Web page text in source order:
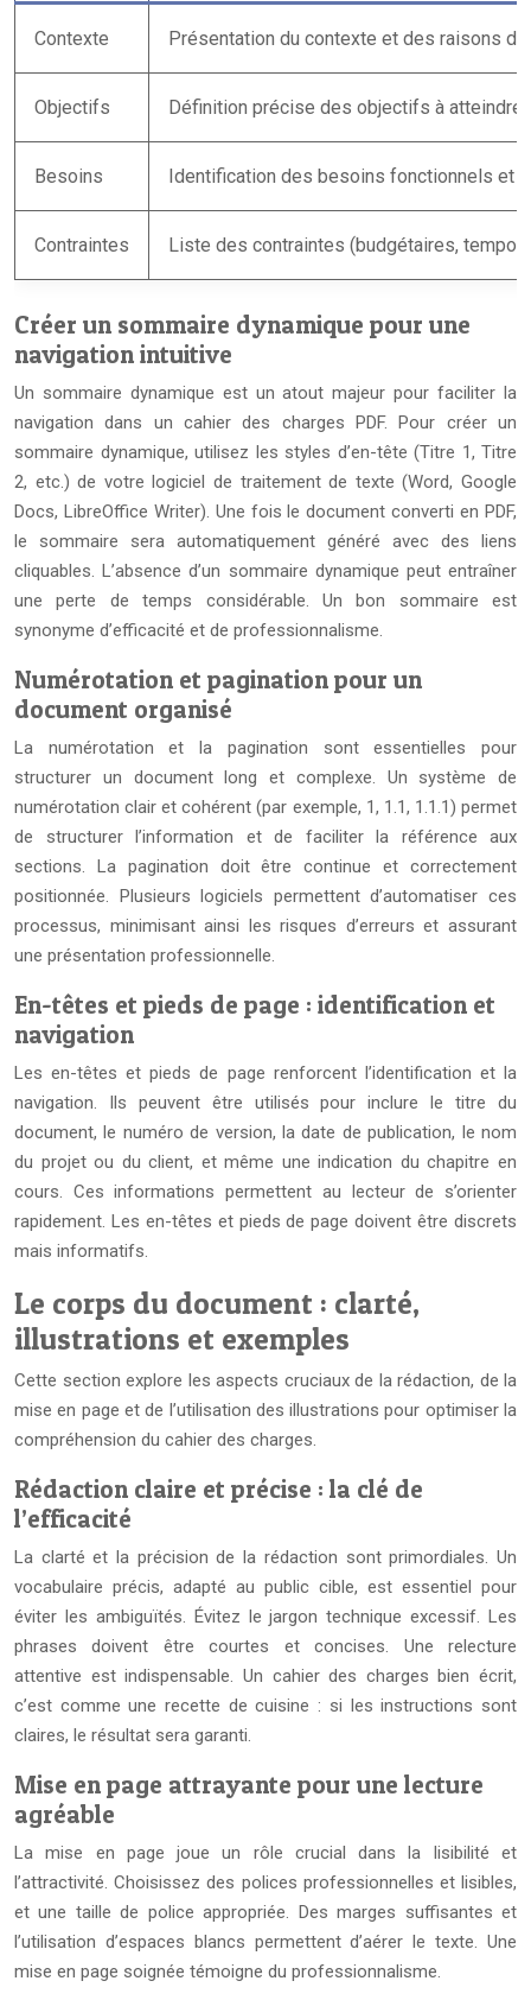
Contexte Présentation du contexte et des raisons
Objectifs Définition précise des objectifs à atteindre.
Besoins Identification des besoins fonctionnels et
Contraintes Liste des contraintes (budgétaires,
Créer un sommaire dynamique pour une
navigation intuitive
Un sommaire dynamique est un atout majeur pour faciliter la
navigation dans un cahier des charges PDF. Pour créer un
sommaire dynamique, utilisez les styles d’en-tête (Titre 1, Titre
2, etc.) de votre logiciel de traitement de texte (Word, Google
Docs, LibreOffice Writer). Une fois le document converti en PDF,
le sommaire sera automatiquement généré avec des liens
cliquables. L’absence d’un sommaire dynamique peut entraîner
une perte de temps considérable. Un bon sommaire est
synonyme d’efficacité et de professionnalisme.
Numérotation et pagination pour un
document organisé
La numérotation et la pagination sont essentielles pour
structurer un document long et complexe. Un système de
numérotation clair et cohérent (par exemple, 1, 1.1, 1.1.1) permet
de structurer l’information et de faciliter la référence aux
sections. La pagination doit être continue et correctement
positionnée. Plusieurs logiciels permettent d’automatiser ces
processus, minimisant ainsi les risques d’erreurs et assurant
une présentation professionnelle.
En-têtes et pieds de page : identification et
navigation
Les en-têtes et pieds de page renforcent l’identification et la
navigation. Ils peuvent être utilisés pour inclure le titre du
document, le numéro de version, la date de publication, le nom
du projet ou du client, et même une indication du chapitre en
cours. Ces informations permettent au lecteur de s’orienter
rapidement. Les en-têtes et pieds de page doivent être discrets
mais informatifs.
Le corps du document : clarté,
illustrations et exemples
Cette section explore les aspects cruciaux de la rédaction, de la
mise en page et de l’utilisation des illustrations pour optimiser la
compréhension du cahier des charges.
Rédaction claire et précise : la clé de
l’efficacité
La clarté et la précision de la rédaction sont primordiales. Un
vocabulaire précis, adapté au public cible, est essentiel pour
éviter les ambiguïtés. Évitez le jargon technique excessif. Les
phrases doivent être courtes et concises. Une relecture
attentive est indispensable. Un cahier des charges bien écrit,
c’est comme une recette de cuisine : si les instructions sont
claires, le résultat sera garanti.
Mise en page attrayante pour une lecture
agréable
La mise en page joue un rôle crucial dans la lisibilité et
l’attractivité. Choisissez des polices professionnelles et lisibles,
et une taille de police appropriée. Des marges suffisantes et
l’utilisation d’espaces blancs permettent d’aérer le texte. Une
mise en page soignée témoigne du professionnalisme.